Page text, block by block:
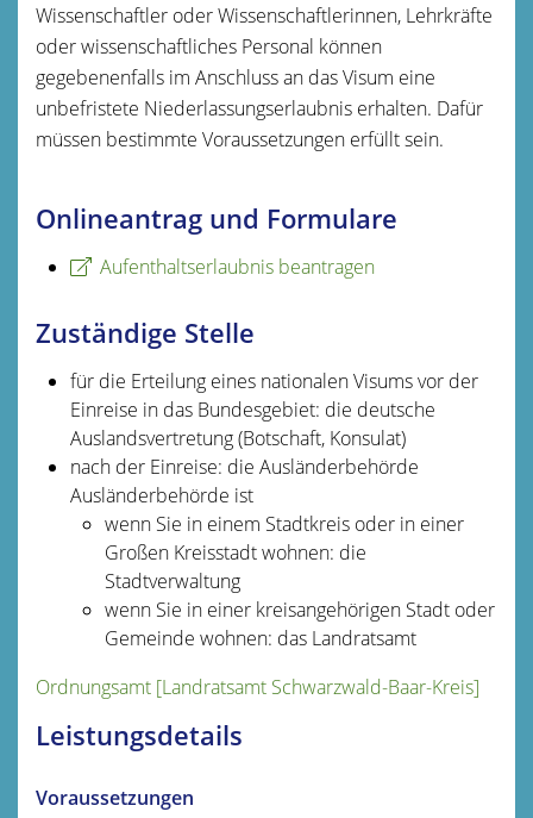
Wissenschaftler oder Wissenschaftlerinnen, Lehrkräfte
oderwissenschaftliches Personal können
gegebenenfalls im Anschluss an das Visum eine
unbefristete Niederlassungserlaubnis erhalten. Dafür
müssen bestimmte Voraussetzungen erfüllt sein.
Onlineantrag und Formulare
Aufenthaltserlaubnis beantragen
Zuständige Stelle
für die Erteilung eines nationalen Visums vor der
Einreise in das Bundesgebiet: die deutsche
Auslandsvertretung (Botschaft, Konsulat)
nach der Einreise: die Ausländerbehörde
Ausländerbehörde ist
wenn Sie in einem Stadtkreis oder in einer
Großen Kreisstadt wohnen: die
Stadtverwaltung
wenn Sie in einer kreisangehörigen Stadt oder
Gemeinde wohnen: das Landratsamt
Ordnungsamt [Landratsamt Schwarzwald-Baar-Kreis]
Leistungsdetails
Voraussetzungen